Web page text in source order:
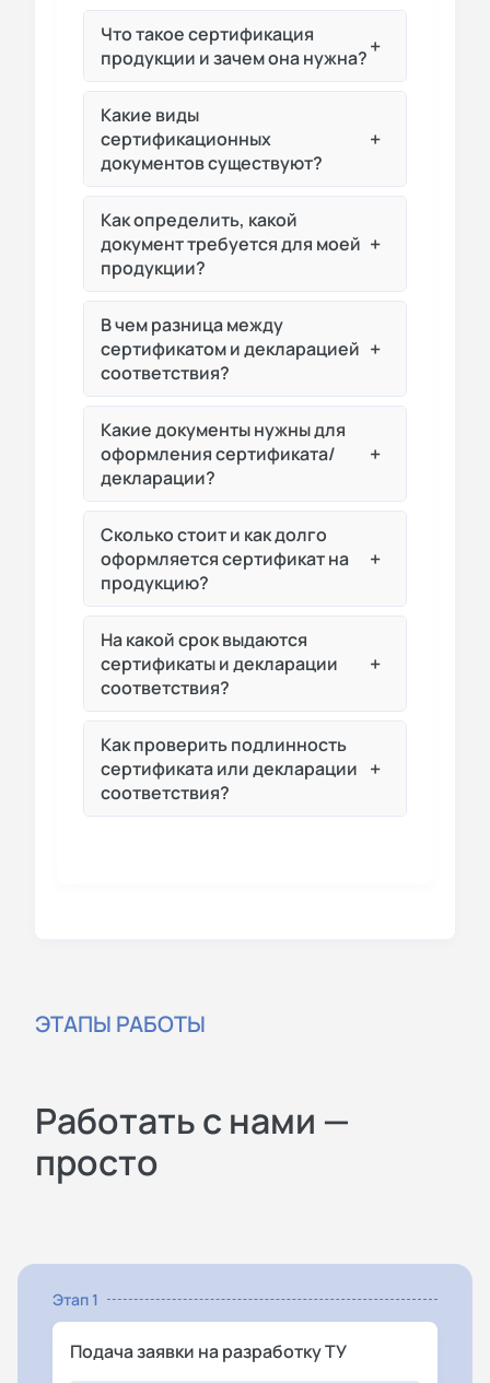
Что такое сертификация
продукции и зачем она нужна?+
Какие виды
сертификационных
документов существуют?
+
Как определить, какой
документ требуется для моей
продукции?
+
В чем разница между
сертификатом и декларацией
соответствия?
+
Какие документы нужны для
оформления сертификата/
декларации?
+
Сколько стоит и как долго
оформляется сертификат на
продукцию?
+
На какой срок выдаются
сертификаты и декларации
соответствия?
+
Как проверить подлинность
сертификата или декларации
соответствия?
+
ЭТАПЫ РАБОТЫ
Работать с нами —
просто
Этап 1
Подача заявки на разработку ТУ